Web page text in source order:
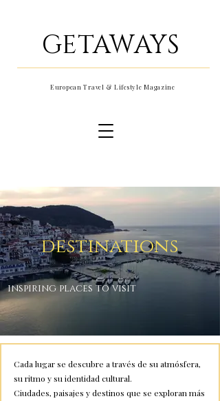
GETAWAYS
European Travel & Lifestyle Magazine
destinations
inspiring places to visit
Cada lugar se descubre a través de su atmósfera,
su ritmo y su identidad cultural.
Ciudades, paisajes y destinos que se exploran más